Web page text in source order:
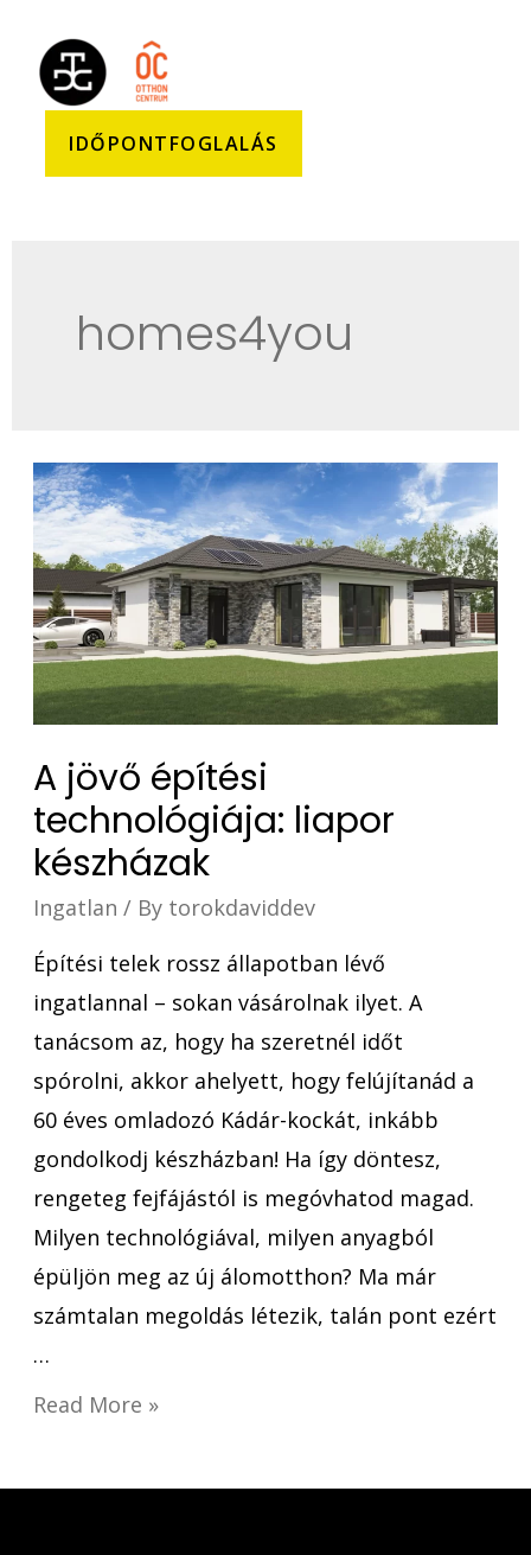
IDŐPONTFOGLALÁS
homes4you
A jövő építési
technológiája: liapor
készházak
Ingatlan / By torokdaviddev
Építési telek rossz állapotban lévő
ingatlannal – sokan vásárolnak ilyet. A
tanácsom az, hogy ha szeretnél időt
spórolni, akkor ahelyett, hogy felújítanád a
60 éves omladozó Kádár-kockát, inkább
gondolkodj készházban! Ha így döntesz,
rengeteg fejfájástól is megóvhatod magad.
Milyen technológiával, milyen anyagból
épüljön meg az új álomotthon? Ma már
számtalan megoldás létezik, talán pont ezért
…
Read More »